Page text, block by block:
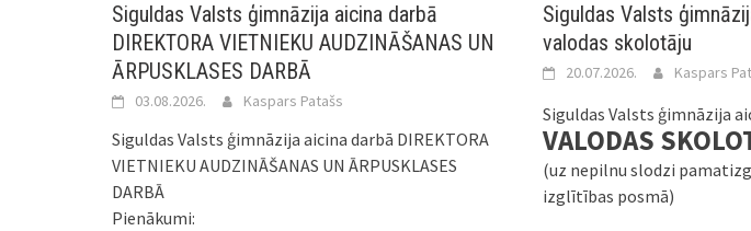
Siguldas Valsts ģimnāzija aicina darbā
DIREKTORA VIETNIEKU AUDZINĀŠANAS UN
ĀRPUSKLASES DARBĀ
03.08.2026. Kaspars Patašs
Siguldas Valsts ģimnāzija aicina darbā DIREKTORA
VIETNIEKU AUDZINĀŠANAS UN ĀRPUSKLASES
DARBĀ
Pienākumi:
Siguldas Valsts
valodas skolotāju
20.07.2026. Kaspars
Siguldas Valsts ģimnāzija
VALODAS
(uz nepilnu slodzi
izglītības posmā)